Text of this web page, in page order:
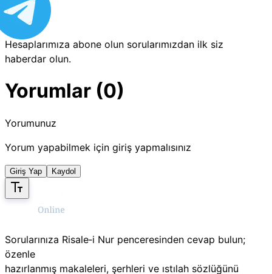
Hesaplarımıza abone olun sorularımızdan ilk siz
haberdar olun.
Yorumlar (0)
Yorumunuz
Yorum yapabilmek için giriş yapmalısınız
Giriş Yap Kaydol
Sorularınıza Risale‑i Nur penceresinden cevap bulun;
özenle
hazırlanmış makaleleri, şerhleri ve ıstılah sözlüğünü